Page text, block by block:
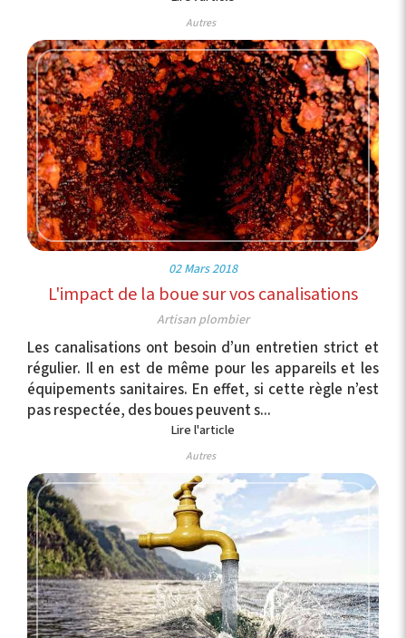
Autres
02 Mars 2018
L'impact de la boue sur vos canalisations
Artisan plombier
Les canalisations ont besoin d’un entretien strict et
régulier. Il en est de même pour les appareils et les
équipements sanitaires. En effet, si cette règle n’est
pas respectée, des boues peuvent s...
Lire l'article
Autres